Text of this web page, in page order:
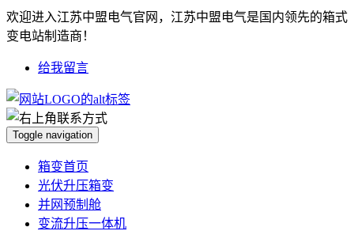
欢迎进入江苏中盟电气官网，江苏中盟电气是国内领先的箱式
变电站制造商！
给我留言
Toggle navigation
箱变首页
光伏升压箱变
并网预制舱
变流升压一体机